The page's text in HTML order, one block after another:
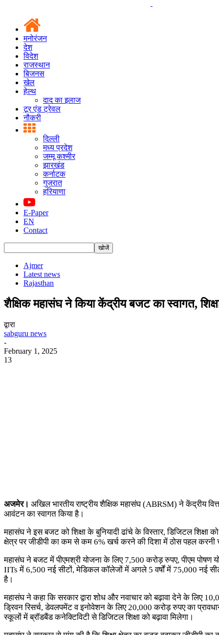
मनोरंजन
देश
विदेश
राजस्थान
बिजनस
खेल
हेल्थ
दाद का इलाज
टूर एंड ट्रेवल
नौकरी
दिल्ली
मध्य प्रदेश
जम्मू कश्मीर
झारखंड
कर्नाटक
गुजरात
हरियाणा
E-Paper
EN
Contact
Ajmer
Latest news
Rajasthan
शैक्षिक महासंघ ने किया केंद्रीय बजट का स्वागत,
द्वारा
sabguru news
-
February 1, 2025
13
अजमेर। अखिल भारतीय राष्ट्रीय शैक्षिक महासंघ (ABRSM) ने केंद्रीय
आवंटन का स्वागत किया है।
महासंघ ने इस बजट को शिक्षा के बुनियादी ढांचे के विस्तार, डिजिटल शिक्षा
क्षेत्र पर जीडीपी का कम से कम 6% खर्च करने की दिशा में ठोस पहल करनी
महासंघ ने बजट में पीएमश्री योजना के लिए 7,500 करोड़ रुपए, पीएम
IITs में 6,500 नई सीटों, मेडिकल कॉलेजों में अगले 5 वर्षों में 75,000 नई
है।
महासंघ ने कहा कि सरकार द्वारा शोध और नवाचार को बढ़ावा देने के लिए
ड्रिवन रिसर्च, डेवलपमेंट व इनोवेशन के लिए 20,000 करोड़ रुपए का
स्कूलों में ब्रॉडबैंड कनेक्टिविटी से डिजिटल शिक्षा को बढ़ावा मिलेगा।